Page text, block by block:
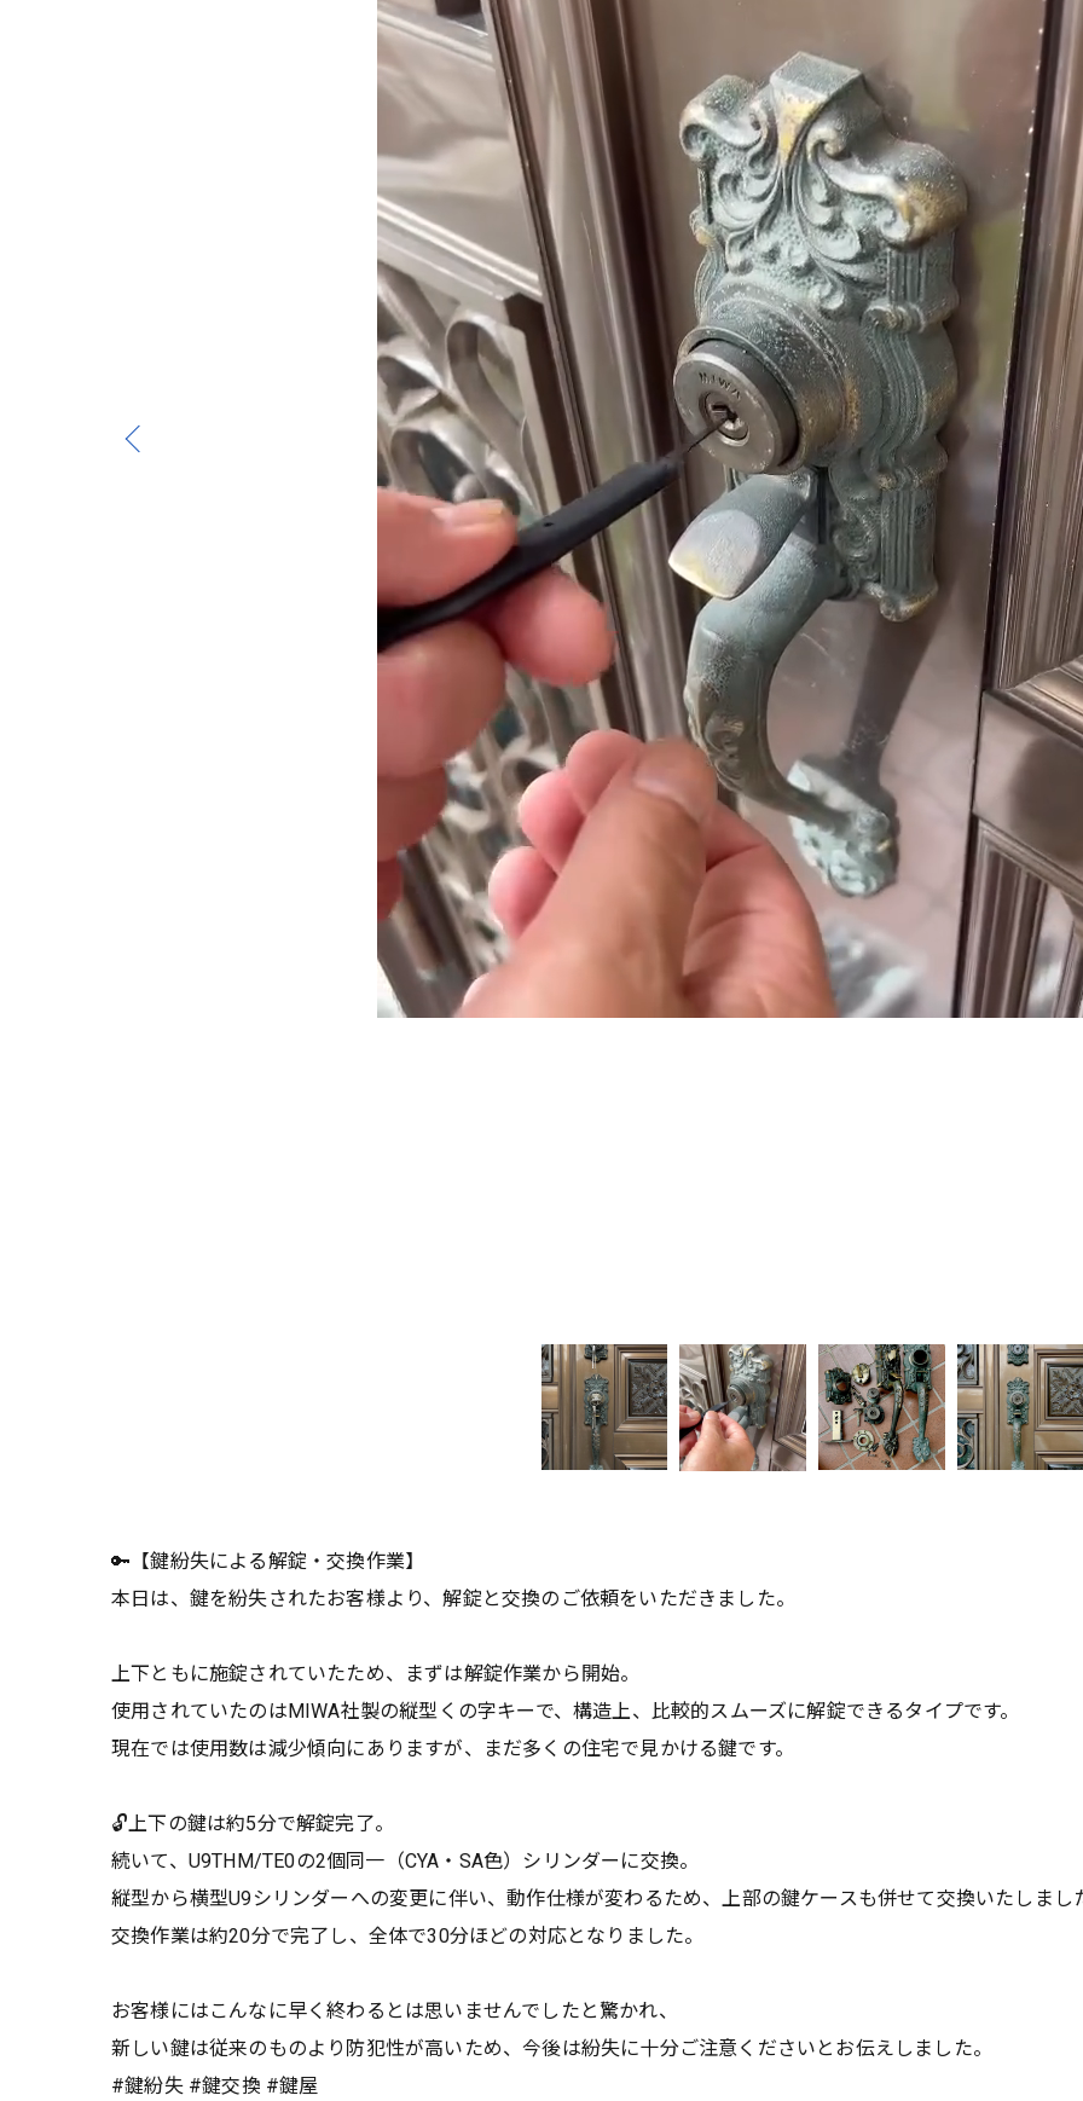
🔑【鍵紛失による解錠・交換作業】
本日は、鍵を紛失されたお客様より、解錠と交換のご依頼をいただきました。
上下ともに施錠されていたため、まずは解錠作業から開始。
使用されていたのはMIWA社製の縦型くの字キーで、構造上、比較的スムーズに解錠できるタイプです。
現在では使用数は減少傾向にありますが、まだ多くの住宅で見かける鍵です。
🔓上下の鍵は約5分で解錠完了。
続いて、U9THM/TE0の2個同一（CYA・SA色）シリンダーに交換。
縦型から横型U9シリンダーへの変更に伴い、動作仕様が変わるため、上部の鍵ケースも併せて交換いたしまし
交換作業は約20分で完了し、全体で30分ほどの対応となりました。
お客様にはこんなに早く終わるとは思いませんでしたと驚かれ、
新しい鍵は従来のものより防犯性が高いため、今後は紛失に十分ご注意くださいとお伝えしました。
#鍵紛失 #鍵交換 #鍵屋